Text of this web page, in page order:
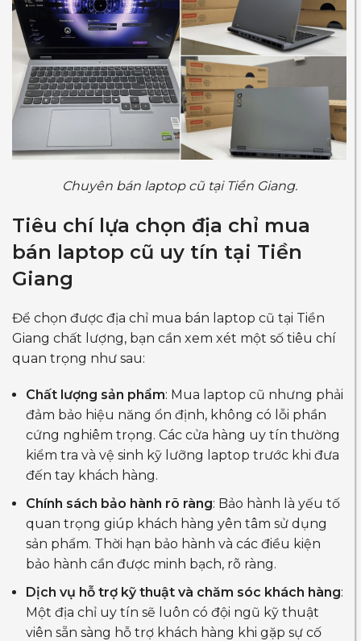
Chuyên bán laptop cũ tại Tiền Giang.
Tiêu chí lựa chọn địa chỉ mua
bán laptop cũ uy tín tại Tiền
Giang
Để chọn được địa chỉ mua bán laptop cũ tại Tiền
Giang chất lượng, bạn cần xem xét một số tiêu chí
quan trọng như sau:
Chất lượng sản phẩm: Mua laptop cũ nhưng phải
đảm bảo hiệu năng ổn định, không có lỗi phần
cứng nghiêm trọng. Các cửa hàng uy tín thường
kiểm tra và vệ sinh kỹ lưỡng laptop trước khi đưa
đến tay khách hàng.
Chính sách bảo hành rõ ràng: Bảo hành là yếu tố
quan trọng giúp khách hàng yên tâm sử dụng
sản phẩm. Thời hạn bảo hành và các điều kiện
bảo hành cần được minh bạch, rõ ràng.
Dịch vụ hỗ trợ kỹ thuật và chăm sóc khách hàng:
Một địa chỉ uy tín sẽ luôn có đội ngũ kỹ thuật
viên sẵn sàng hỗ trợ khách hàng khi gặp sự cố